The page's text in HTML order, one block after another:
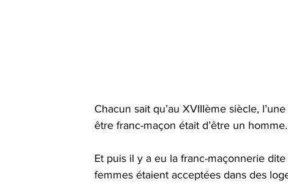
Chacun sait qu’au XVIIIème siècle,
être franc-maçon était d’être un
Et puis il y a eu la franc-maçonnerie
femmes étaient acceptées dans des